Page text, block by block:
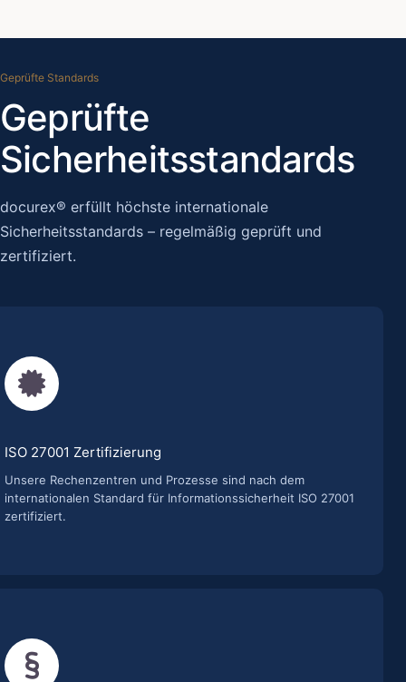
Geprüfte Standards
Geprüfte
Sicherheitsstandards
docurex® erfüllt höchste internationale
Sicherheitsstandards – regelmäßig geprüft und
zertifiziert.
ISO 27001 Zertifizierung
Unsere Rechenzentren und Prozesse sind nach dem
internationalen Standard für Informationssicherheit ISO 27001
zertifiziert.